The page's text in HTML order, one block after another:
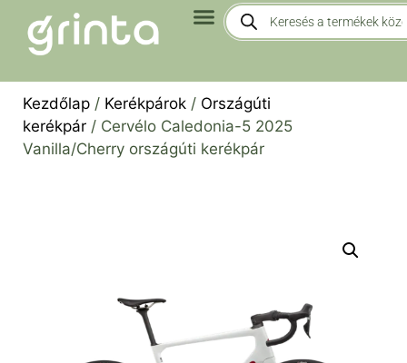
Kezdőlap / Kerékpárok / Országúti
kerékpár / Cervélo Caledonia-5 2025
Vanilla/Cherry országúti kerékpár